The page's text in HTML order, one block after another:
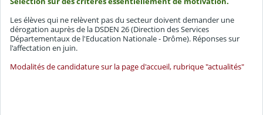
Les élèves qui ne relèvent pas du secteur doivent demander une
dérogation auprès de la DSDEN 26 (Direction des Services
Départementaux de l'Education Nationale - Drôme). Réponses sur
l'affectation en juin.
Modalités de candidature sur la page d'accueil, rubrique "actualités"